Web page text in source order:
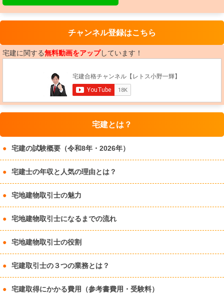
チャンネル登録はこちら
宅建に関する無料動画をアップしています！
宅建とは？
宅建の試験概要（令和8年・2026年）
宅建士の年収と人気の理由とは？
宅地建物取引士の魅力
宅地建物取引士になるまでの流れ
宅地建物取引士の役割
宅建取引士の３つの業務とは？
宅建取得にかかる費用（参考書費用・受験料）